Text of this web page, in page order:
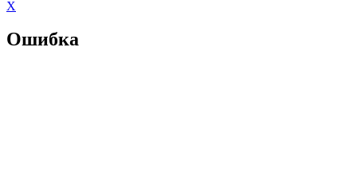
X
Ошибка